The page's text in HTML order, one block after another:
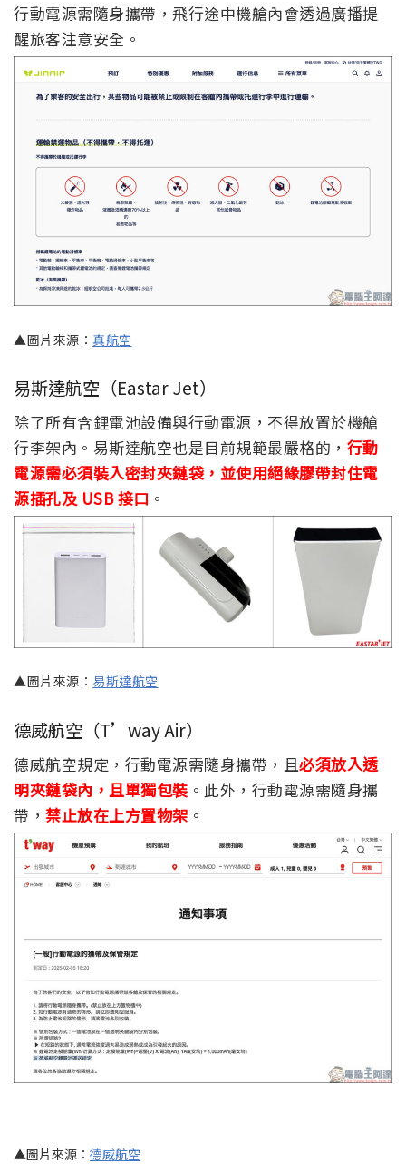
行動電源需隨身攜帶，飛行途中機艙內會透過廣播提
醒旅客注意安全。
▲圖片來源： 真航空
易斯達航空（Eastar Jet）
除了所有含鋰電池設備與行動電源，不得放置於機艙
行李架內。易斯達航空也是目前規範最嚴格的， 行動
電源需必須裝入密封夾鏈袋，並使用絕緣膠帶封住電
源插孔及 USB 接口 。
▲圖片來源： 易斯達航空
德威航空（T’way Air）
德威航空規定，行動電源需隨身攜帶，且必須放入透
明夾鏈袋內，且單獨包裝 。此外，行動電源需隨身攜
帶， 禁止放在上方置物架 。
▲圖片來源： 德威航空